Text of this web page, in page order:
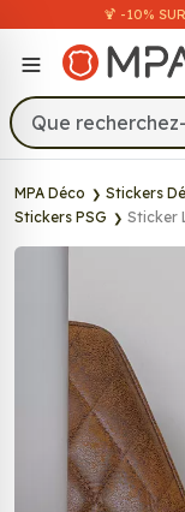
🍹 -10%
MPA Déco Stickers
Stickers PSG
Sticker